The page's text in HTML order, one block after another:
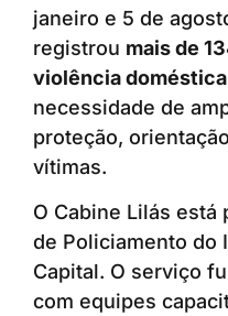
janeiro e 5 de
registrou mais de
violência doméstica
necessidade de
proteção,
vítimas.
O Cabine Lilás está
de Policiamento do
Capital. O serviço
com equipes